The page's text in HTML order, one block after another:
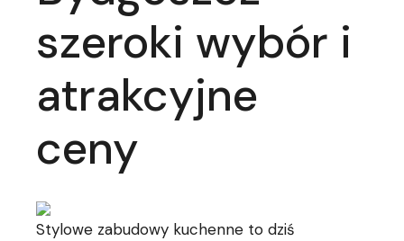
szeroki wybór i
atrakcyjne
ceny
Stylowe zabudowy kuchenne to dziś